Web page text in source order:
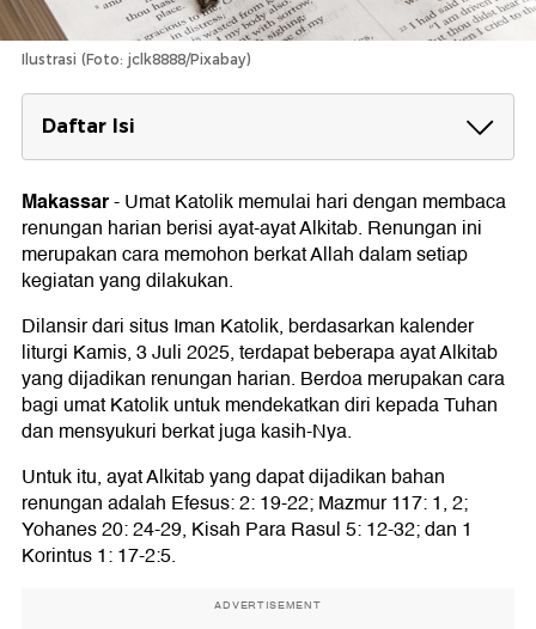
Ilustrasi (Foto: jclk8888/Pixabay)
Daftar Isi
Renungan Harian Katolik Hari Ini Kamis, 3
Juli 2025
Efesus: 2: 19-22
Mazmur 117: 1, 2
Yohanes 20: 24-29
Kisah Para Rasul 5: 12-32
1 Korintus 1: 17-2:5
Santo Thomas, Rasul Allah
Makassar-Umat Katolik memulai hari dengan membaca
renungan harian berisi ayat-ayat Alkitab. Renungan ini
merupakan cara memohon berkat Allah dalam setiap
kegiatan yang dilakukan.
Dilansir dari situs Iman Katolik, berdasarkan kalender
liturgi Kamis, 3 Juli 2025, terdapat beberapa ayat Alkitab
yang dijadikan renungan harian. Berdoa merupakan cara
bagi umat Katolik untuk mendekatkan diri kepada Tuhan
dan mensyukuri berkat juga kasih-Nya.
Untuk itu, ayat Alkitab yang dapat dijadikan bahan
renungan adalah Efesus: 2: 19-22; Mazmur 117: 1, 2;
Yohanes 20: 24-29, Kisah Para Rasul 5: 12-32; dan 1
Korintus 1: 17-2:5.
ADVERTISEMENT